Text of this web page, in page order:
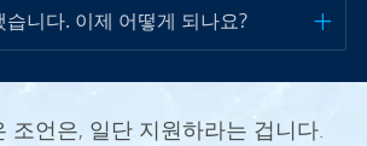
니다. 이제 어떻게 되나요?
조언은, 일단 지원하라는 겁니다.